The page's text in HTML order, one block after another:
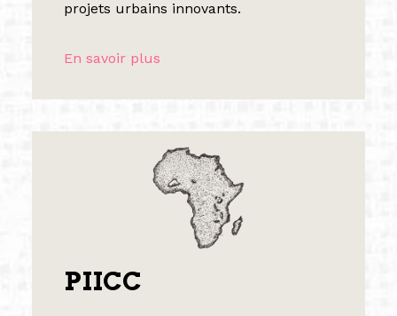
projets urbains innovants.
En savoir plus
PIICC